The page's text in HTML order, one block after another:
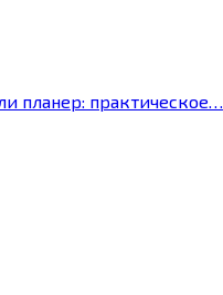
планер: практическое…